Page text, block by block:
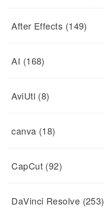
After Effects (149)
AI (168)
AviUtl (8)
canva (18)
CapCut (92)
DaVinci Resolve (253)